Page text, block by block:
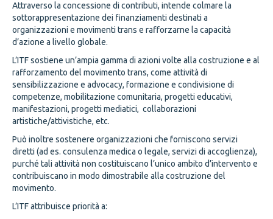
Attraverso la concessione di contributi, intende colmare la
sottorappresentazione dei finanziamenti destinati a
organizzazioni e movimenti trans e rafforzarne la capacità
d’azione a livello globale.
L’ITF sostiene un’ampia gamma di azioni volte alla costruzione e al
rafforzamento del movimento trans, come attività di
sensibilizzazione e advocacy, formazione e condivisione di
competenze, mobilitazione comunitaria, progetti educativi,
manifestazioni, progetti mediatici, collaborazioni
artistiche/attivistiche, etc.
Può inoltre sostenere organizzazioni che forniscono servizi
diretti (ad es. consulenza medica o legale, servizi di accoglienza),
purché tali attività non costituiscano l’unico ambito d’intervento e
contribuiscano in modo dimostrabile alla costruzione del
movimento.
L’ITF attribuisce priorità a: